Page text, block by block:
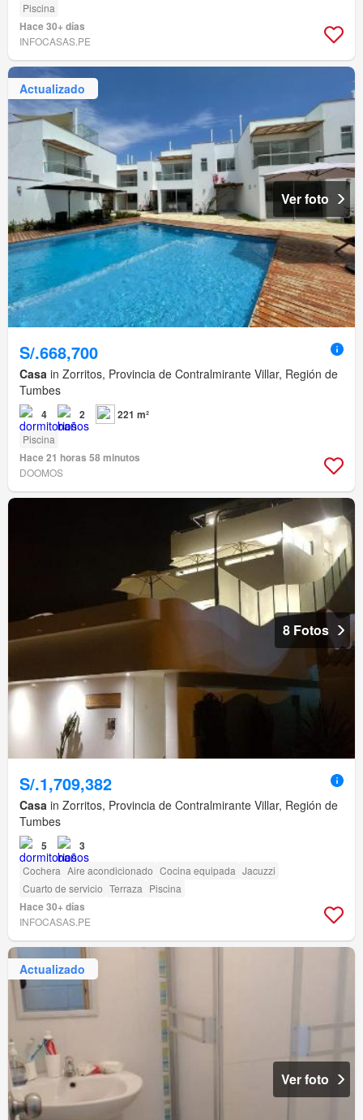
Piscina
Hace 30+ días
INFOCASAS.PE
Actualizado
Ver foto
S/.668,700
Casa in Zorritos, Provincia de Contralmirante Villar, Región de
Tumbes
4 2 221 m²
Piscina
Hace 21 horas 58 minutos
DOOMOS
8 Fotos
S/.1,709,382
Casa in Zorritos, Provincia de Contralmirante Villar, Región de
Tumbes
5 3
Cochera Aire acondicionado Cocina equipada Jacuzzi
Cuarto de servicio Terraza Piscina
Hace 30+ días
INFOCASAS.PE
Actualizado
Ver foto